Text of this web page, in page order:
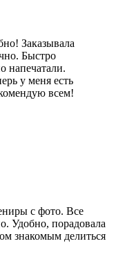
Заказывала
Быстро
напечатали.
у меня есть
всем!
с фото. Все
Удобно, порадовала
знакомым делиться